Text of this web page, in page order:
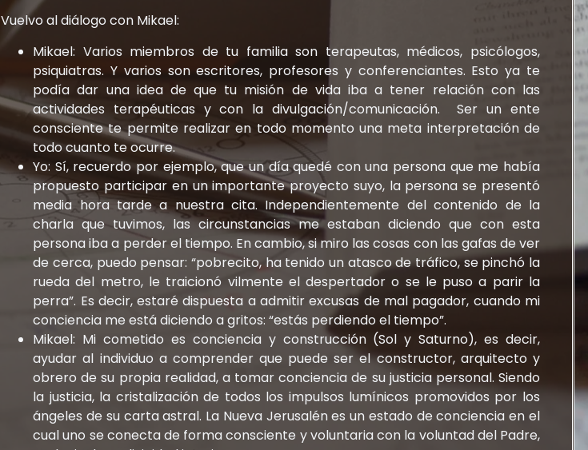
Vuelvo al diálogo con Mikael:
Mikael: Varios miembros de tu familia son terapeutas, médicos, psicólogos,
psiquiatras. Y varios son escritores, profesores y conferenciantes. Esto ya te
podía dar una idea de que tu misión de vida iba a tener relación con las
actividades terapéuticas y con la divulgación/comunicación. Ser un ente
consciente te permite realizar en todo momento una meta interpretación de
todo cuanto te ocurre.
Yo: Sí, recuerdo por ejemplo, que un día quedé con una persona que me había
propuesto participar en un importante proyecto suyo, la persona se presentó
media hora tarde a nuestra cita. Independientemente del contenido de la
charla que tuvimos, las circunstancias me estaban diciendo que con esta
persona iba a perder el tiempo. En cambio, si miro las cosas con las gafas de ver
de cerca, puedo pensar: “pobrecito, ha tenido un atasco de tráfico, se pinchó la
rueda del metro, le traicionó vilmente el despertador o se le puso a parir la
perra”. Es decir, estaré dispuesta a admitir excusas de mal pagador, cuando mi
conciencia me está diciendo a gritos: “estás perdiendo el tiempo”.
Mikael: Mi cometido es conciencia y construcción (Sol y Saturno), es decir,
ayudar al individuo a comprender que puede ser el constructor, arquitecto y
obrero de su propia realidad, a tomar conciencia de su justicia personal. Siendo
la justicia, la cristalización de todos los impulsos lumínicos promovidos por los
ángeles de su carta astral. La Nueva Jerusalén es un estado de conciencia en el
cual uno se conecta de forma consciente y voluntaria con la voluntad del Padre,